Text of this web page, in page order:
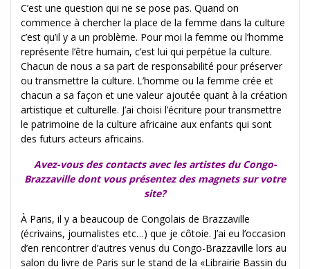
C’est une question qui ne se pose pas. Quand on
commence à chercher la place de la femme dans la culture
c’est qu’il y a un problème. Pour moi la femme ou l’homme
représente l’être humain, c’est lui qui perpétue la culture.
Chacun de nous a sa part de responsabilité pour préserver
ou transmettre la culture. L’homme ou la femme crée et
chacun a sa façon et une valeur ajoutée quant à la création
artistique et culturelle. J’ai choisi l’écriture pour transmettre
le patrimoine de la culture africaine aux enfants qui sont
des futurs acteurs africains.
Avez-vous des contacts avec les artistes du Congo-
Brazzaville dont vous présentez des magnets sur votre
site?
À Paris, il y a beaucoup de Congolais de Brazzaville
(écrivains, journalistes etc…) que je côtoie. J’ai eu l’occasion
d’en rencontrer d’autres venus du Congo-Brazzaville lors au
salon du livre de Paris sur le stand de la «Librairie Bassin du